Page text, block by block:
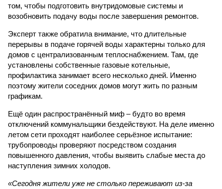
том, чтобы подготовить внутридомовые системы и
возобновить подачу воды после завершения ремонтов.
Эксперт также обратила внимание, что длительные
перерывы в подаче горячей воды характерны только для
домов с централизованным теплоснабжением. Там, где
установлены собственные газовые котельные,
профилактика занимает всего несколько дней. Именно
поэтому жители соседних домов могут жить по разным
графикам.
Ещё один распространённый миф – будто во время
отключений коммунальщики бездействуют. На деле именно
летом сети проходят наиболее серьёзное испытание:
трубопроводы проверяют посредством создания
повышенного давления, чтобы выявить слабые места до
наступления зимних холодов.
«Сегодня жители уже не столько переживают из-за